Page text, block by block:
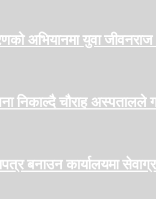
अभियानमा युवा जीवनराज
निकाल्दै चौराह अस्पतालले
बनाउन कार्यालयमा